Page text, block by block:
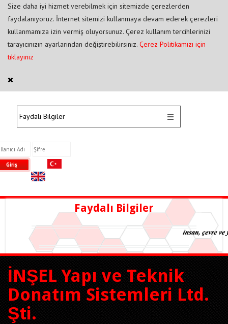
Size daha iyi hizmet verebilmek için sitemizde çerezlerden
faydalanıyoruz. İnternet sitemizi kullanmaya devam ederek çerezleri
kullanmamıza izin vermiş oluyorsunuz. Çerez kullanım tercihlerinizi
tarayıcınızın ayarlarından değiştirebilirsiniz. Çerez Politikamızı için
tıklayınız
Faydalı Bilgiler
İNŞEL Yapı ve Teknik
Donatım Sistemleri Ltd.
Şti.